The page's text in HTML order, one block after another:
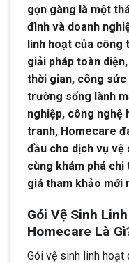
gọn gàng là một
đình và doanh
linh hoạt của
giải pháp toàn
thời gian, công
trường sống lành
nghiệp, công nghệ
tranh, Homecare
đầu cho dịch vụ vệ
cùng khám phá
giá tham khảo mới
Gói Vệ Sinh
Homecare Là
Gói vệ sinh linh